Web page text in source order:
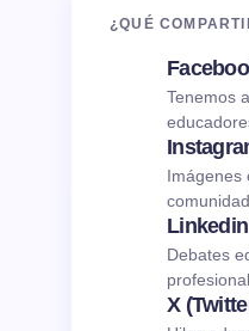
¿QUÉ
Tenemos
Imágenes
comunidad.
Linkedin
Debates
X